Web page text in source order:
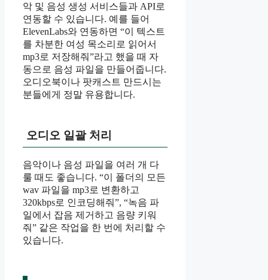
악 및 음성 생성 서비스들과 API로
연동할 수 있습니다. 예를 들어
ElevenLabs와 연동하면 “이 텍스트
를 차분한 여성 목소리로 읽어서
mp3로 저장해줘”라고 했을 때 자
동으로 음성 파일을 만들어줍니다.
오디오북이나 팟캐스트 만드시는
분들에게 정말 유용합니다.
오디오 일괄 처리
음악이나 음성 파일을 여러 개 다
룰 때도 좋습니다. “이 폴더의 모든
wav 파일을 mp3로 변환하고
320kbps로 인코딩해줘”, “녹음 파
일에서 잡음 제거하고 음량 키워
줘” 같은 작업을 한 번에 처리할 수
있습니다.